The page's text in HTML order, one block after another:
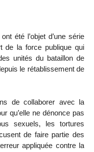
été l’objet d’une série
de la force publique qui
unités du bataillon de
le rétablissement de
de collaborer avec la
qu’elle ne dénonce pas
sexuels, les tortures
de faire partie des
appliquée contre la